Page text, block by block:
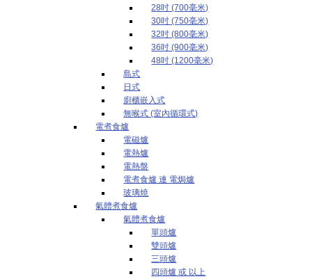
28吋 (700毫米)
30吋 (750毫米)
32吋 (800毫米)
36吋 (900毫米)
48吋 (1200毫米)
島式
日式
廚櫃嵌入式
無喉式 (室內循環式)
電煮食爐
電磁爐
電熱爐
電熱盤
電煮食爐 連 電焗爐
玻璃燒
氣體煮食爐
氣體煮食爐
單頭爐
雙頭爐
三頭爐
四頭爐 或 以上